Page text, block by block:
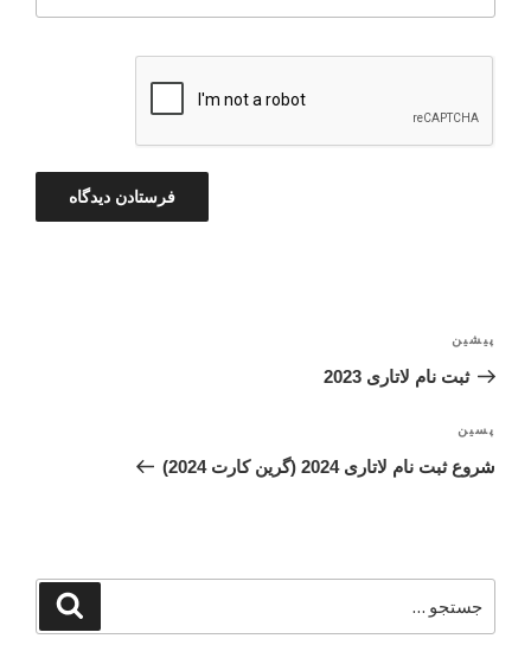
نوشته
قبلی
پیشین
ثبت نام لاتاری 2023
نوشته‌ی
بعدی
پسین
شروع ثبت نام لاتاری 2024 (گرین کارت 2024)
برای